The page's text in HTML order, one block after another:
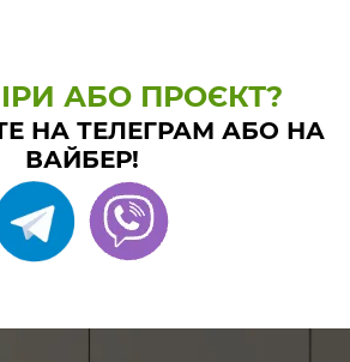
АБО ПРОЄКТ?
НА ТЕЛЕГРАМ АБО НА
ВАЙБЕР!